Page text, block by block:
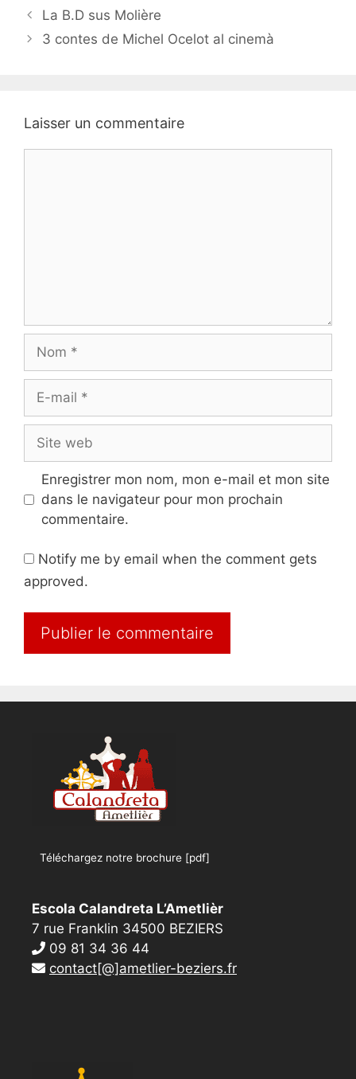
Navigation
des
La B.D sus Molière
3 contes de Michel Ocelot al cinemà
Laisser un commentaire
mail
web
Enregistrer mon nom, mon e-mail et mon site
dans le navigateur pour mon prochain
commentaire.
Notify me by email when the comment gets
approved.
Téléchargez notre brochure [pdf]
Escola Calandreta L’Ametlièr
7 rue Franklin 34500 BEZIERS
09 81 34 36 44
contact[@]ametlier-beziers.fr